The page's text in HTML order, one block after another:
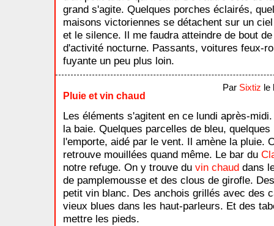
grand s'agite. Quelques porches éclairés,
maisons victoriennes se détachent sur un
et le silence. Il me faudra atteindre de bout
d'activité nocturne. Passants, voitures feux-
fuyante un peu plus loin.
Pluie et vin chaud
Par Sixtiz le
Les éléments s'agitent en ce lundi après-
la baie. Quelques parcelles de bleu,
l'emporte, aidé par le vent. Il amène la pluie.
retrouve mouillées quand même. Le bar du
notre refuge. On y trouve du vin chaud dans
de pamplemousse et des clous de girofle.
petit vin blanc. Des anchois grillés avec des
vieux blues dans les haut-parleurs. Et des
mettre les pieds.